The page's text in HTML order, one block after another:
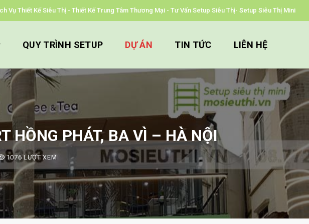
Vụ Thiết Kế Siêu Thị - Thiết Kế Trung Tâm Thương Mại - Tư Vấn Setup Siêu Thị- Setup Siêu Thị Mini
QUY TRÌNH SETUP DỰ ÁN TIN TỨC LIÊN HỆ
HỒNG PHÁT, BA VÌ – HÀ NỘI
1076 LƯỢT XEM